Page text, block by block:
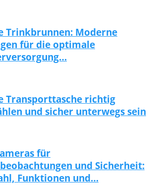
Trinkbrunnen: Moderne
für die optimale
Transporttasche richtig
und sicher unterwegs sein
für
und Sicherheit:
Funktionen und…